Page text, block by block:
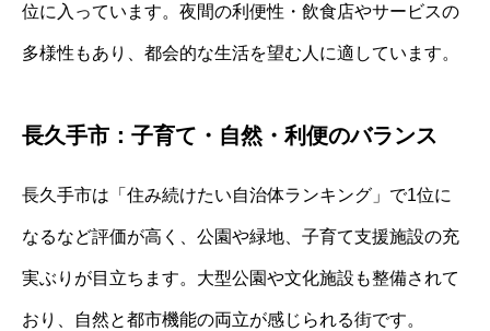
位に入っています。夜間の利便性・飲食店やサービスの
多様性もあり、都会的な生活を望む人に適しています。
長久手市：子育て・自然・利便のバランス
長久手市は「住み続けたい自治体ランキング」で1位に
なるなど評価が高く、公園や緑地、子育て支援施設の充
実ぶりが目立ちます。大型公園や文化施設も整備されて
おり、自然と都市機能の両立が感じられる街です。